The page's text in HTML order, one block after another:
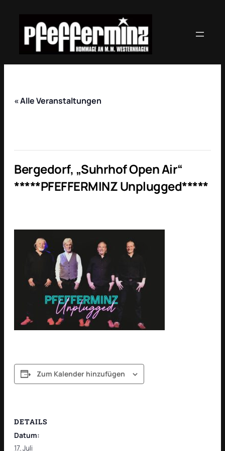
« Alle Veranstaltungen
Bergedorf, „Suhrhof Open Air“
*****PFEFFERMINZ Unplugged*****
Zum Kalender hinzufügen
DETAILS
Datum:
17. Juli